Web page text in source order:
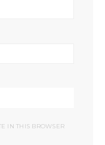
IN THIS BROWSER